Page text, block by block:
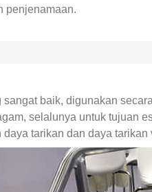
penjenamaan.
baik, digunakan
selalunya untuk tujuan
daya tarikan dan daya tarikan